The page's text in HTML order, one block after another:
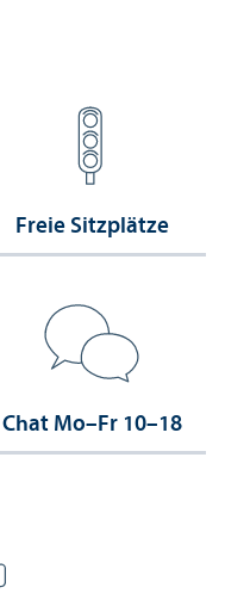
Freie Sitzplätze
Chat Mo–Fr 10–18